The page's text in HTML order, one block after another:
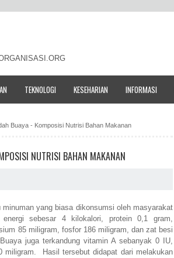
TEKNOLOGI KESEHARIAN INFORMASI
Buaya - Komposisi Nutrisi Bahan Makanan
NUTRISI BAHAN MAKANAN
yang biasa dikonsumsi oleh masyarakat
sebesar 4 kilokalori, protein 0,1 gram,
85 miligram, fosfor 186 miligram, dan zat besi
juga terkandung vitamin A sebanyak 0 IU,
Hasil tersebut didapat dari melakukan